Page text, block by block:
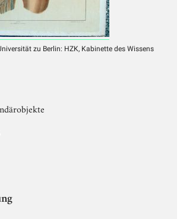
zu Berlin: HZK, Kabinette des Wissens